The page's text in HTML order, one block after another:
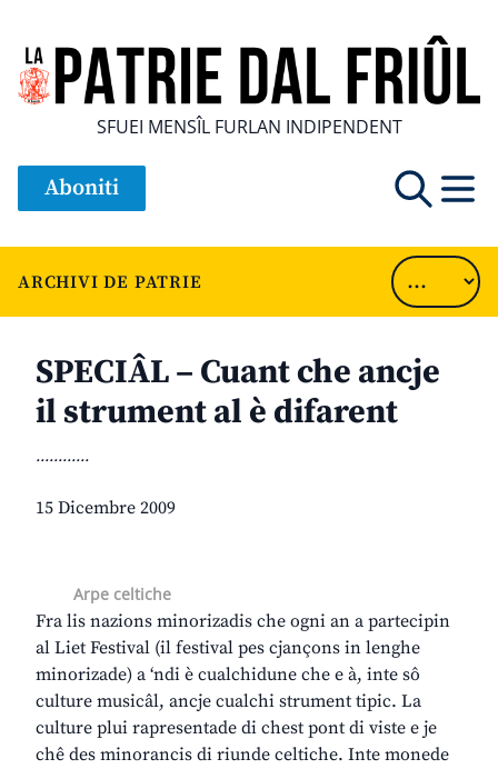
SFUEI MENSÎL FURLAN INDIPENDENT
Aboniti
ARCHIVI DE PATRIE
SPECIÂL – Cuant che ancje
il strument al è difarent
............
15 Dicembre 2009
Arpe celtiche
Fra lis nazions minorizadis che ogni an a partecipin
al Liet Festival (il festival pes cjançons in lenghe
minorizade) a ‘ndi è cualchidune che e à, inte sô
culture musicâl, ancje cualchi strument tipic. La
culture plui rapresentade di chest pont di viste e je
chê des minorancis di riunde celtiche. Inte monede